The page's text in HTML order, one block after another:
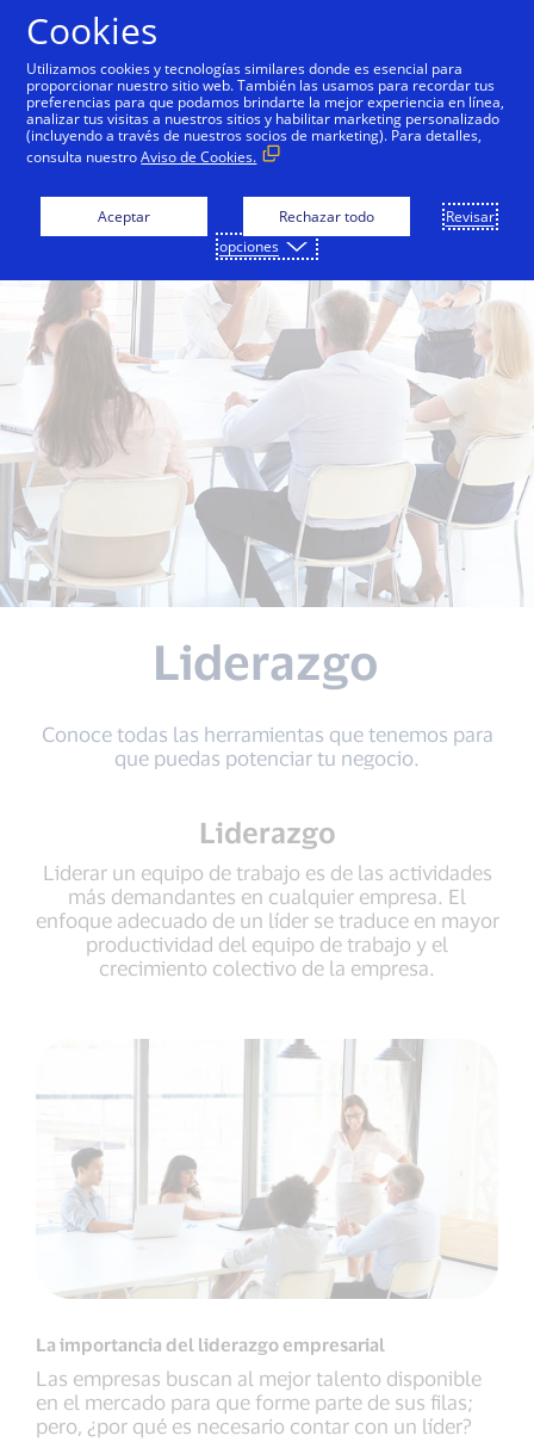
Liderazgo
Conoce todas las herramientas que tenemos para
que puedas potenciar tu negocio.
Liderazgo
Liderar un equipo de trabajo es de las actividades
más demandantes en cualquier empresa. El
enfoque adecuado de un líder se traduce en mayor
productividad del equipo de trabajo y el
crecimiento colectivo de la empresa.
La importancia del liderazgo empresarial
Las empresas buscan al mejor talento disponible
en el mercado para que forme parte de sus filas;
pero, ¿por qué es necesario contar con un líder?
Cookies
Utilizamos cookies y tecnologías similares donde es esencial para
proporcionar nuestro sitio web. También las usamos para recordar tus
preferencias para que podamos brindarte la mejor experiencia en línea,
analizar tus visitas a nuestros sitios y habilitar marketing personalizado
(incluyendo a través de nuestros socios de marketing). Para detalles,
consulta nuestroAviso de Cookies.
Aceptar Rechazar todo
Revisar
opciones